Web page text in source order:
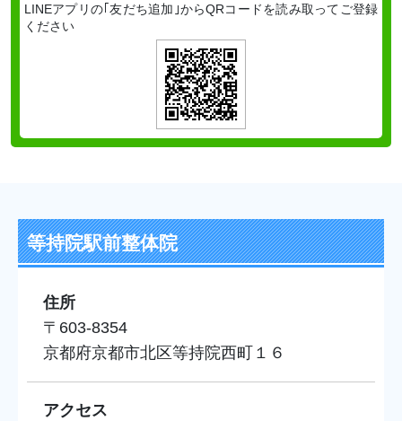
LINEアプリの｢友だち追加｣からQRコードを読み取ってご登録
ください
等持院駅前整体院
住所
〒603-8354
京都府京都市北区等持院西町１６
アクセス